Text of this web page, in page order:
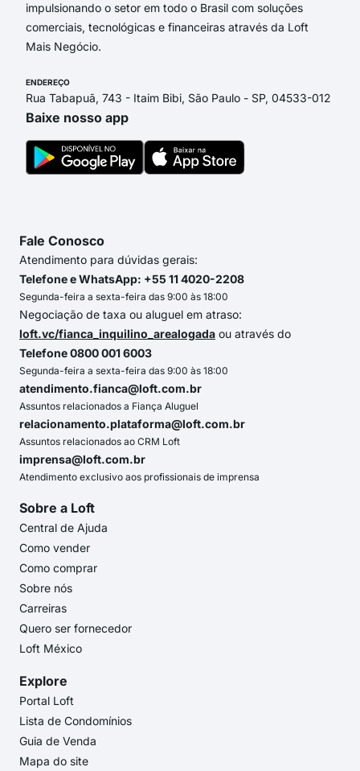
impulsionando o setor em todo o Brasil com soluções
comerciais, tecnológicas e financeiras através da Loft
Mais Negócio.
ENDEREÇO
Rua Tabapuã, 743 - Itaim Bibi, São Paulo - SP, 04533-012
Baixe nosso app
Fale Conosco
Atendimento para dúvidas gerais:
Telefone e WhatsApp: +55 11 4020-2208
Segunda-feira a sexta-feira das 9:00 às 18:00
Negociação de taxa ou aluguel em atraso:
loft.vc/fianca_inquilino_arealogada ou através do
Telefone 0800 001 6003
Segunda-feira a sexta-feira das 9:00 às 18:00
atendimento.fianca@loft.com.br
Assuntos relacionados a Fiança Aluguel
relacionamento.plataforma@loft.com.br
Assuntos relacionados ao CRM Loft
imprensa@loft.com.br
Atendimento exclusivo aos profissionais de imprensa
Sobre a Loft
Central de Ajuda
Como vender
Como comprar
Sobre nós
Carreiras
Quero ser fornecedor
Loft México
Explore
Portal Loft
Lista de Condomínios
Guia de Venda
Mapa do site